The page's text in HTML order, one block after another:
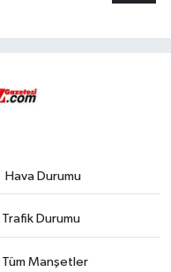
Hava Durumu
Trafik Durumu
Tüm Manşetler